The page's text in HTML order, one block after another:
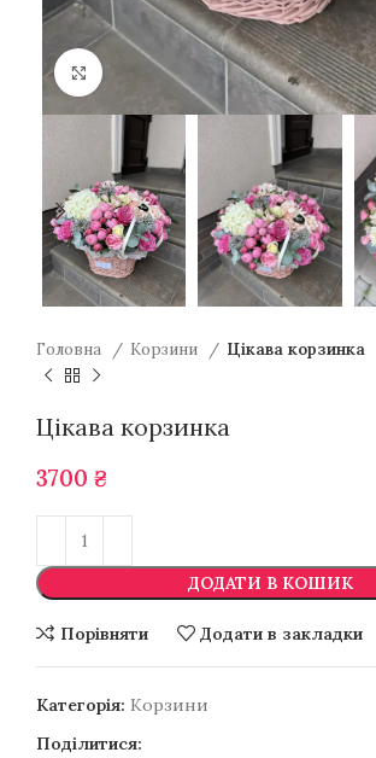
Натисніть для збільшення
Головна Корзини Цікава корзинка
Цікава корзинка
3700 ₴
ДОДАТИ В КОШИК
Порівняти Додати в закладки
Категорія: Корзини
Поділитися: